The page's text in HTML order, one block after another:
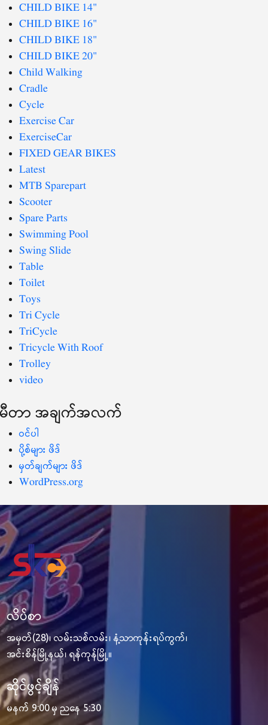
CHILD BIKE 14"
CHILD BIKE 16"
CHILD BIKE 18"
CHILD BIKE 20"
Child Walking
Cradle
Cycle
Exercise Car
ExerciseCar
FIXED GEAR BIKES
Latest
MTB Sparepart
Scooter
Spare Parts
Swimming Pool
Swing Slide
Table
Toilet
Toys
Tri Cycle
TriCycle
Tricycle With Roof
Trolley
video
မီတာ အချက်အလက်
ဝင်ပါ
ပို့စ်များ ဖိဒ်
မှတ်ချက်များ ဖိဒ်
WordPress.org
လိပ်စာ
အမှတ်(28)၊ လမ်းသစ်လမ်း၊ နံ့သာကုန်းရပ်ကွက်၊
အင်းစိန်မြို့နယ်၊ ရန်ကုန်မြို့။
ဆိုင်ဖွင့်ချိန်
မနက် 9:00 မှ ညနေ 5:30